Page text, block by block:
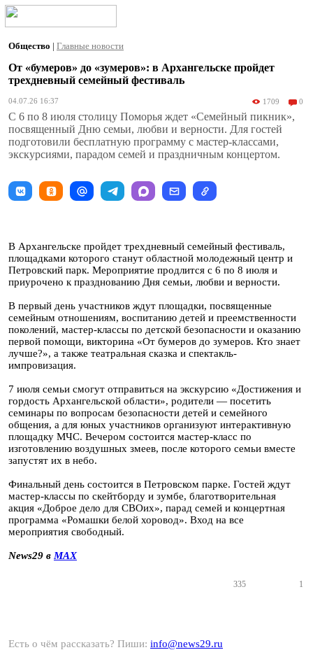
Общество | Главные новости
От «бумеров» до «зумеров»: в Архангельске пройдет
трехдневный семейный фестиваль
04.07.26 16:37 1709 0
С 6 по 8 июля столицу Поморья ждет «Семейный пикник»,
посвященный Дню семьи, любви и верности. Для гостей
подготовили бесплатную программу с мастер-классами,
экскурсиями, парадом семей и праздничным концертом.
В Архангельске пройдет трехдневный семейный фестиваль,
площадками которого станут областной молодежный центр и
Петровский парк. Мероприятие продлится с 6 по 8 июля и
приурочено к празднованию Дня семьи, любви и верности.
В первый день участников ждут площадки, посвященные
семейным отношениям, воспитанию детей и преемственности
поколений, мастер-классы по детской безопасности и оказанию
первой помощи, викторина «От бумеров до зумеров. Кто знает
лучше?», а также театральная сказка и спектакль-
импровизация.
7 июля семьи смогут отправиться на экскурсию «Достижения и
гордость Архангельской области», родители — посетить
семинары по вопросам безопасности детей и семейного
общения, а для юных участников организуют интерактивную
площадку МЧС. Вечером состоится мастер-класс по
изготовлению воздушных змеев, после которого семьи вместе
запустят их в небо.
Финальный день состоится в Петровском парке. Гостей ждут
мастер-классы по скейтборду и зумбе, благотворительная
акция «Доброе дело для СВОих», парад семей и концертная
программа «Ромашки белой хоровод». Вход на все
мероприятия свободный.
News29 в MAX
335 1
Есть о чём рассказать? Пиши: info@news29.ru